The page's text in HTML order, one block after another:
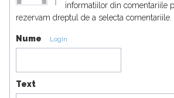
informatiilor din comentariile
rezervam dreptul de a selecta comentariile.
Nume Login
Text